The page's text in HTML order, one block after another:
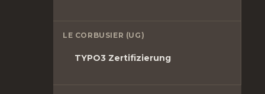
LE CORBUSIER (UG)
TYPO3 Zertifizierung